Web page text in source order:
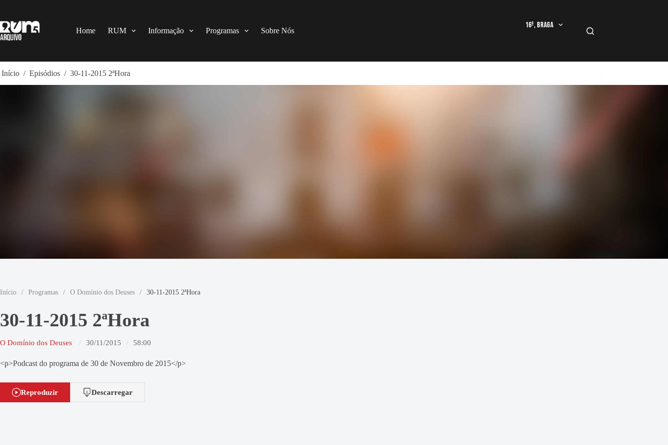
o
conteúdo
Home RUM Informação Programas Sobre Nós
16º, Braga
Início / Episódios / 30-11-2015 2ªHora
Início / Programas / O Domínio dos Deuses / 30-11-2015 2ªHora
30-11-2015 2ªHora
O Domínio dos Deuses 30/11/2015 58:00
<p>Podcast do programa de 30 de Novembro de 2015</p>
Reproduzir Descarregar